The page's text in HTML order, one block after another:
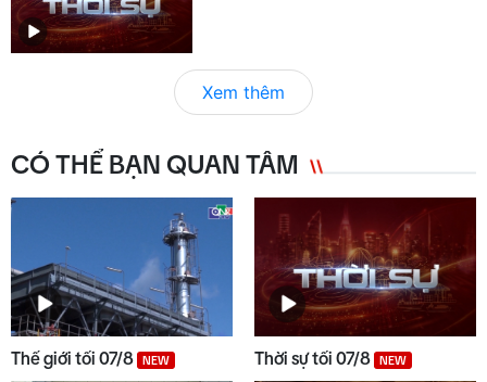
Xem thêm
CÓ THỂ BẠN QUAN TÂM
Thế giới tối 07/8 NEW Thời sự tối 07/8 NEW